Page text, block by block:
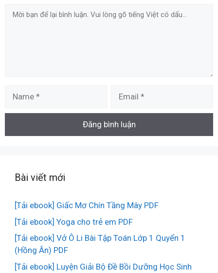
Comment
Bài viết mới
[Tải ebook] Giấc Mơ Chín Tầng Mây PDF
[Tải ebook] Yoga cho trẻ em PDF
[Tải ebook] Vở Ô Li Bài Tập Toán Lớp 1 Quyển 1
(Hồng Ân) PDF
[Tải ebook] Luyện Giải Bộ Đề Bồi Dưỡng Học Sinh